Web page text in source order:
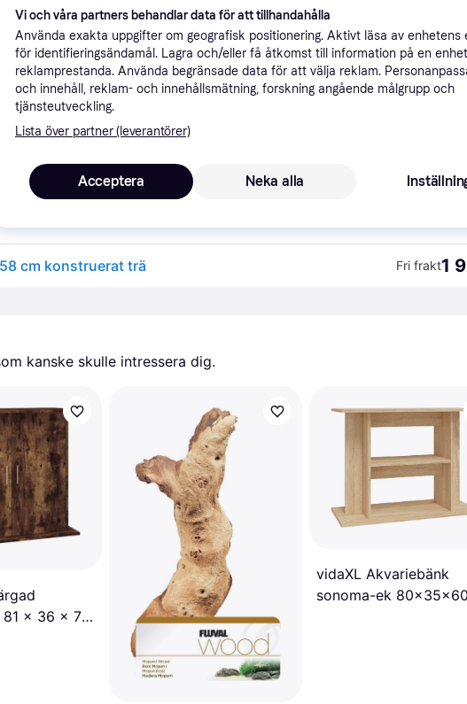
cm konstruerat trä Fri frakt1
trä
cm konstruerat trä Fri frakt1
kanske skulle intressera dig.
81 x 36 x 73
vidaXL Akvariebänk
sonoma-ek 80x35x60
Vi och våra partners behandlar data för att tillhandahålla
Använda exakta uppgifter om geografisk positionering. Aktivt läsa av enhetens
för identifieringsändamål. Lagra och/eller få åtkomst till information på en
reklamprestanda. Använda begränsade data för att välja reklam.
och innehåll, reklam- och innehållsmätning, forskning angående målgrupp och
tjänsteutveckling.
Lista över partner (leverantörer)
Neka alla
Acceptera